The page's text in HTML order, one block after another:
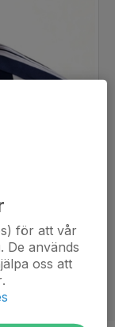
för att vår
De används
oss att